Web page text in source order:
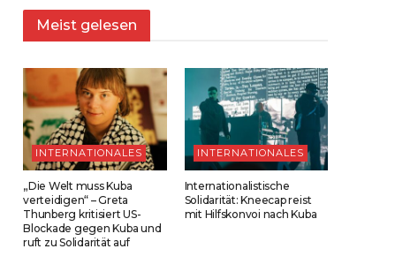
Meist gelesen
INTERNATIONALES
„Die Welt muss Kuba
verteidigen“ – Greta
Thunberg kritisiert US-
Blockade gegen Kuba und
ruft zu Solidarität auf
INTERNATIONALES
Internationalistische
Solidarität: Kneecap reist
mit Hilfskonvoi nach Kuba